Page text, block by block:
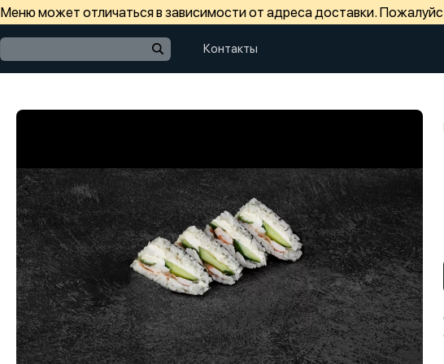
Меню может отличаться в зависимости от адреса доставки.
Контакты